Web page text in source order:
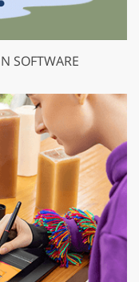
SOFTWARE